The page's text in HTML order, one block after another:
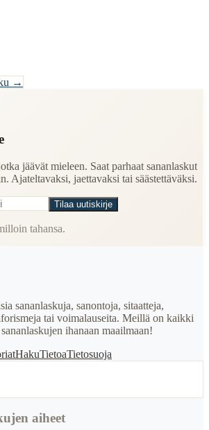
→
jäävät mieleen. Saat parhaat sananlaskut
Ajateltavaksi, jaettavaksi tai säästettäväksi.
Tilaa uutiskirje
tahansa.
sananlaskuja, sanontoja, sitaatteja,
tai voimalauseita. Meillä on kaikki
ihanaan maailmaan!
HakuTietoaTietosuoja
aiheet